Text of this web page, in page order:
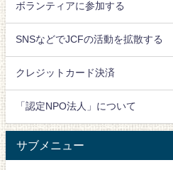
ボランティアに参加する
SNSなどでJCFの活動を拡散する
クレジットカード決済
「認定NPO法人」について
サブメニュー